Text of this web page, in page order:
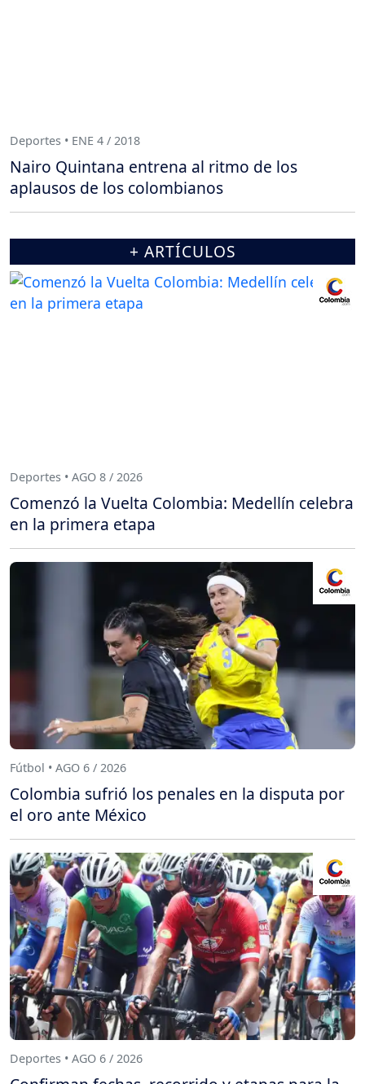
Deportes • ENE 4 / 2018
Nairo Quintana entrena al ritmo de los
aplausos de los colombianos
+ ARTÍCULOS
Deportes • AGO 8 / 2026
Comenzó la Vuelta Colombia: Medellín celebra
en la primera etapa
Fútbol • AGO 6 / 2026
Colombia sufrió los penales en la disputa por
el oro ante México
Deportes • AGO 6 / 2026